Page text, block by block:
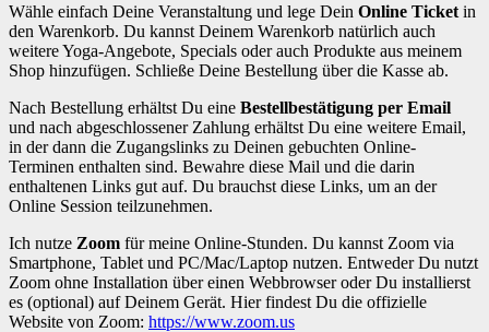
Wähle einfach Deine Veranstaltung und lege Dein Online Ticket in
den Warenkorb. Du kannst Deinem Warenkorb natürlich auch
weitere Yoga-Angebote, Specials oder auch Produkte aus meinem
Shop hinzufügen. Schließe Deine Bestellung über die Kasse ab.
Nach Bestellung erhältst Du eine Bestellbestätigung per Email
und nach abgeschlossener Zahlung erhältst Du eine weitere Email,
in der dann die Zugangslinks zu Deinen gebuchten Online-
Terminen enthalten sind. Bewahre diese Mail und die darin
enthaltenen Links gut auf. Du brauchst diese Links, um an der
Online Session teilzunehmen.
Ich nutze Zoom für meine Online-Stunden. Du kannst Zoom via
Smartphone, Tablet und PC/Mac/Laptop nutzen. Entweder Du nutzt
Zoom ohne Installation über einen Webbrowser oder Du installierst
es (optional) auf Deinem Gerät. Hier findest Du die offizielle
Website von Zoom: https://www.zoom.us